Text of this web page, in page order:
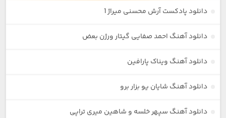
دانلود پادکست آرش محسنی میراژ 1
دانلود آهنگ احمد صفایی گیتار ورژن بعض
دانلود آهنگ ویناک پارافین
دانلود آهنگ شایان یو بزار برو
دانلود آهنگ سپهر خلسه و شاهین میری تراپی